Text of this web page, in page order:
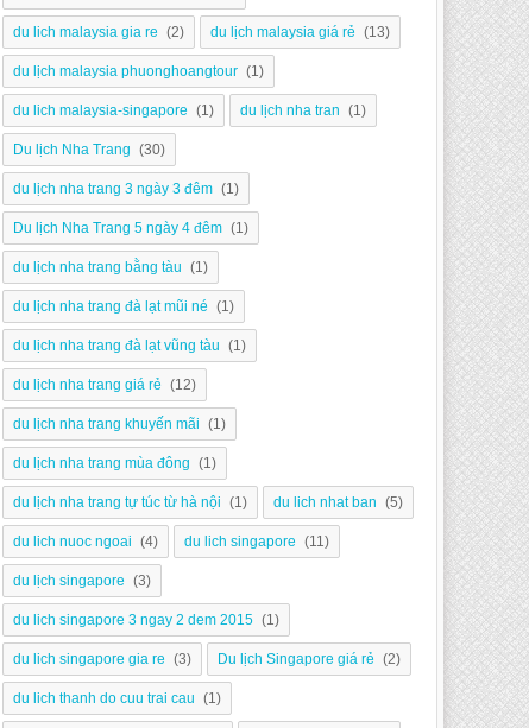
du lich malaysia gia re (2) du lịch malaysia giá rẻ (13)
du lịch malaysia phuonghoangtour (1)
du lich malaysia-singapore (1) du lịch nha tran (1)
Du lịch Nha Trang (30)
du lịch nha trang 3 ngày 3 đêm (1)
Du lịch Nha Trang 5 ngày 4 đêm (1)
du lịch nha trang bằng tàu (1)
du lịch nha trang đà lạt mũi né (1)
du lịch nha trang đà lạt vũng tàu (1)
du lịch nha trang giá rẻ (12)
du lịch nha trang khuyến mãi (1)
du lịch nha trang mùa đông (1)
du lịch nha trang tự túc từ hà nội (1) du lich nhat ban (5)
du lich nuoc ngoai (4) du lich singapore (11)
du lịch singapore (3)
du lich singapore 3 ngay 2 dem 2015 (1)
du lich singapore gia re (3) Du lịch Singapore giá rẻ (2)
du lich thanh do cuu trai cau (1)